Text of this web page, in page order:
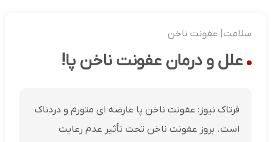
سلامت| عفونت ناخن
علل و درمان عفونت ناخن پا!
فرتاک نیوز: عفونت ناخن پا عارضه ای متورم و دردناک
است. بروز عفونت ناخن تحت تأثیر عدم رعایت